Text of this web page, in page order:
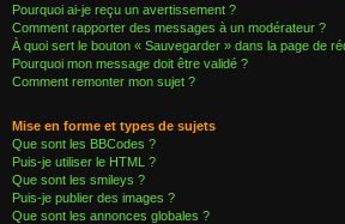
Pourquoi ai-je reçu un avertissement ?
Comment rapporter des messages à un modérateur ?
À quoi sert le bouton « Sauvegarder » dans la page de
Pourquoi mon message doit être validé ?
Comment remonter mon sujet ?
Mise en forme et types de sujets
Que sont les BBCodes ?
Puis-je utiliser le HTML ?
Que sont les smileys ?
Puis-je publier des images ?
Que sont les annonces globales ?